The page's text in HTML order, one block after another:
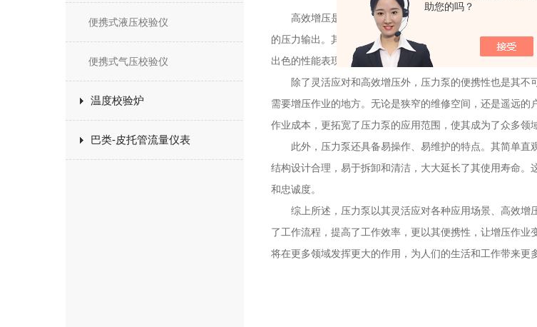
助您的吗？
便携式液压校验仪
便携式气压校验仪
温度校验炉
巴类-皮托管流量仪表
高效增压是压力泵的又一显著优势。无论是需要为轮胎
的压力输出。其内置的先进泵体设计和高效的电机驱动系
出色的性能表现。这种高效增压的能力，不仅提升了工作效
除了灵活应对和高效增压外，压力泵的便携性也是其不
需要增压作业的地方。无论是狭窄的维修空间，还是遥远
作业成本，更拓宽了压力泵的应用范围，使其成为了众多领
此外，压力泵还具备易操作、易维护的特点。其简单直
结构设计合理，易于拆卸和清洁，大大延长了其使用寿命
和忠诚度。
综上所述，压力泵以其灵活应对各种应用场景、高效增
了工作流程，提高了工作效率，更以其便携性，让增压作
将在更多领域发挥更大的作用，为人们的生活和工作带来更